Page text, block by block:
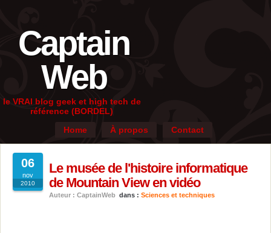
Captain
Web
le VRAI blog geek et high tech de
référence (BORDEL)
Home
À propos Contact
06
nov
2010
Le musée de l'histoire informatique
de Mountain View en vidéo
Auteur : CaptainWeb dans : Sciences et techniques